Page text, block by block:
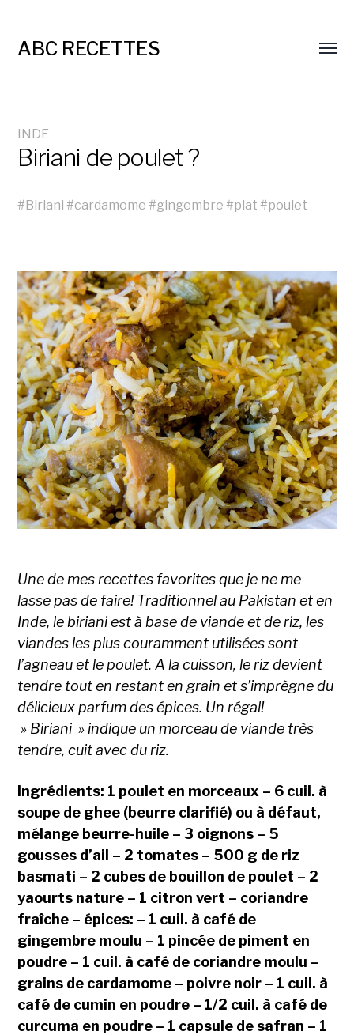
ABC RECETTES
INDE
Biriani de poulet ?
#Biriani #cardamome #gingembre #plat #poulet
Une de mes recettes favorites que je ne me
lasse pas de faire! Traditionnel au Pakistan et en
Inde, le biriani est à base de viande et de riz, les
viandes les plus couramment utilisées sont
l’agneau et le poulet. A la cuisson, le riz devient
tendre tout en restant en grain et s’imprègne du
délicieux parfum des épices. Un régal!
» Biriani » indique un morceau de viande très
tendre, cuit avec du riz.
Ingrédients: 1 poulet en morceaux – 6 cuil. à
soupe de ghee (beurre clarifié) ou à défaut,
mélange beurre-huile – 3 oignons – 5
gousses d’ail – 2 tomates – 500 g de riz
basmati – 2 cubes de bouillon de poulet – 2
yaourts nature – 1 citron vert – coriandre
fraîche – épices: – 1 cuil. à café de
gingembre moulu – 1 pincée de piment en
poudre – 1 cuil. à café de coriandre moulu –
grains de cardamome – poivre noir – 1 cuil. à
café de cumin en poudre – 1/2 cuil. à café de
curcuma en poudre – 1 capsule de safran – 1